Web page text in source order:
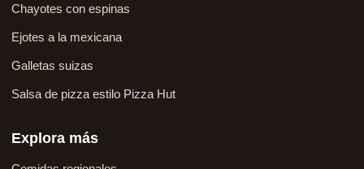
Chayotes con espinas
Ejotes a la mexicana
Galletas suizas
Salsa de pizza estilo Pizza Hut
Explora más